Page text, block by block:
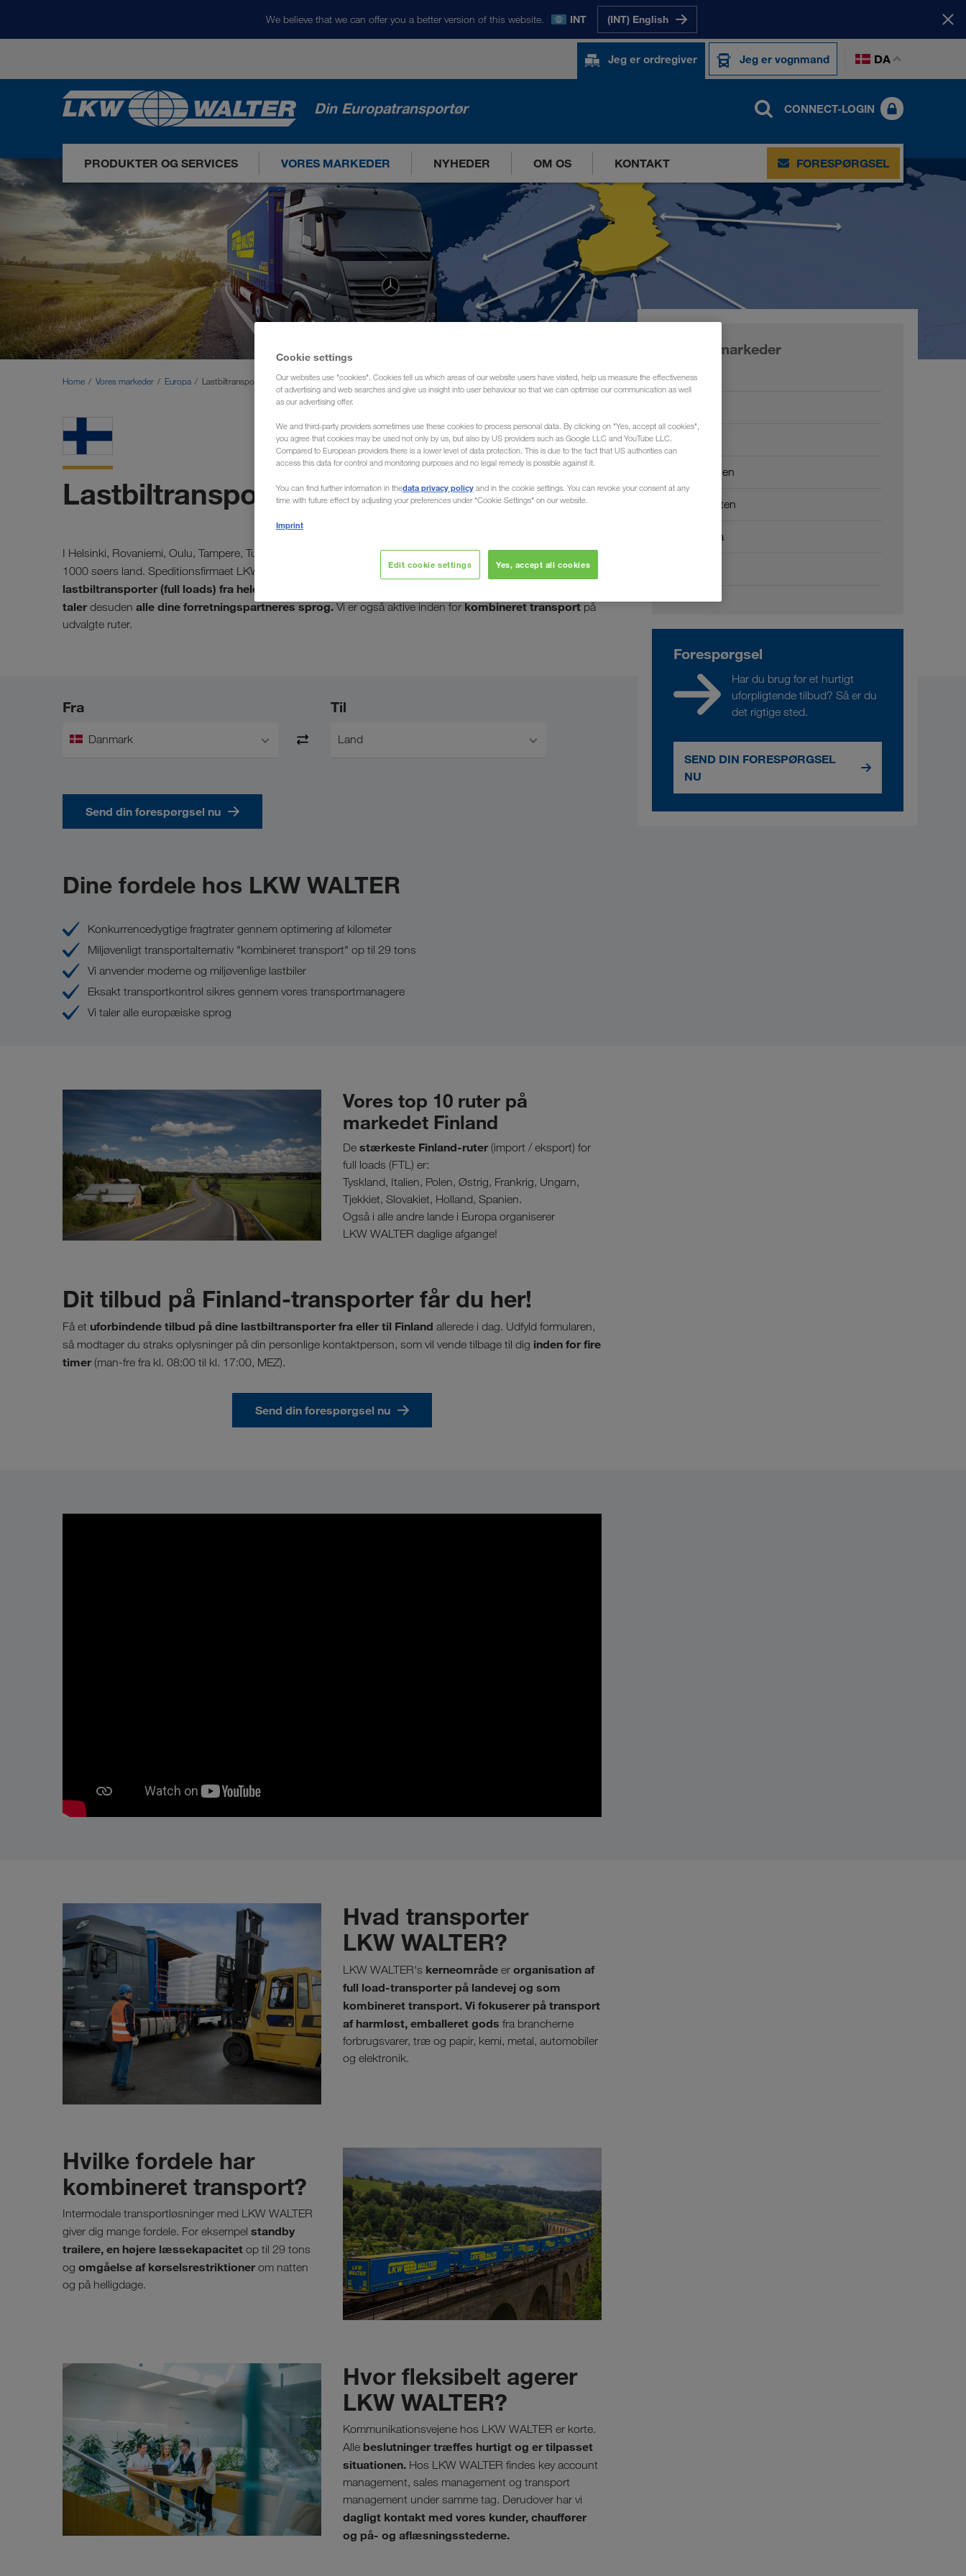
We believe that we can offer you a better version of this website. INT (INT) English
Jeg er ordregiver Jeg er vognmand DA
Din Europatransportør CONNECT-LOGIN
PRODUKTER OG SERVICES VORES MARKEDER NYHEDER OM OS KONTAKT FORESPØRGSEL
Home Vores markeder Europa Lastbiltransporter Finland (Spedition)
Lastbiltransporter fra/til Finland
I Helsinki, Rovaniemi, Oulu, Tampere, Turku eller Vaasa. Vi læsser og losser dit gods pålideligt og præcist i de
1000 søers land. Speditionsfirmaet LKW WALTER, din Europatransportør, organiserer
dine
lastbiltransporter (full loads) fra hele Finland til alle Europas lande
taler desuden alle dine forretningspartneres sprog. Vi er også aktive inden for kombineret transport på
udvalgte ruter.
Fra
Danmark
Til
Land
Send din forespørgsel nu
Dine fordele hos LKW WALTER
Konkurrencedygtige fragtrater gennem optimering af kilometer
Miljøvenligt transportalternativ "kombineret transport" op til 29 tons
Vi anvender moderne og miljøvenlige lastbiler
Eksakt transportkontrol sikres gennem vores transportmanagere
Vi taler alle europæiske sprog
Vores top 10 ruter på
markedet Finland
De stærkeste Finland-ruter (import / eksport) for
full loads (FTL) er:
Tyskland, Italien, Polen, Østrig, Frankrig, Ungarn,
Tjekkiet, Slovakiet, Holland, Spanien.
Også i alle andre lande i Europa organiserer
LKW WALTER daglige afgange!
Dit tilbud på Finland-transporter får du her!
Få et uforbindende tilbud på dine lastbiltransporter fra eller til Finland allerede i dag. Udfyld formularen,
så modtager du straks oplysninger på din personlige kontaktperson, som vil vende tilbage til dig inden for fire
timer (man-fre fra kl. 08:00 til kl. 17:00, MEZ).
Send din forespørgsel nu
Hvad transporter
LKW WALTER?
LKW WALTER's kerneområde er organisation af
full load-transporter på landevej og som
kombineret transport. Vi fokuserer på transport
af harmløst, emballeret gods fra brancherne
forbrugsvarer, træ og papir, kemi, metal, automobiler
og elektronik.
Hvilke fordele har
kombineret transport?
Intermodale transportløsninger med LKW WALTER
giver dig mange fordele. For eksempel standby
trailere, en højere læssekapacitet op til 29 tons
og omgåelse af kørselsrestriktioner om natten
og på helligdage.
Hvor fleksibelt agerer
LKW WALTER?
Kommunikationsvejene hos LKW WALTER er korte.
Alle beslutninger træffes hurtigt og er tilpasset
situationen. Hos LKW WALTER findes key account
management, sales management og transport
management under samme tag. Derudover har vi
dagligt kontakt med vores kunder, chauffører
og på- og aflæsningsstederne.
Vores markeder
Europa
Centralasien
Mellemøsten
Nordafrika
Forespørgsel
Har du brug for et hurtigt
uforpligtende tilbud? Så er du
det rigtige sted.
SEND DIN FORESPØRGSEL
NU
Cookie settings
Our websites use "cookies". Cookies tell us which areas of our website users have visited, help us measure the effectiveness
of advertising and web searches and give us insight into user behaviour so that we can optimise our communication as well
as our advertising offer.
We and third-party providers sometimes use these cookies to process personal data. By clicking on "Yes, accept all cookies",
you agree that cookies may be used not only by us, but also by US providers such as Google LLC and YouTube LLC.
Compared to European providers there is a lower level of data protection. This is due to the fact that US authorities can
access this data for control and monitoring purposes and no legal remedy is possible against it.
You can find further information in thedata privacy policy and in the cookie settings. You can revoke your consent at any
time with future effect by adjusting your preferences under "Cookie Settings" on our website.
Imprint
Edit cookie settings Yes, accept all cookies